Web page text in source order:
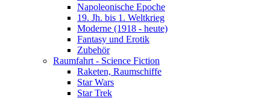
Napoleonische Epoche
19. Jh. bis 1. Weltkrieg
Moderne (1918 - heute)
Fantasy und Erotik
Zubehör
Raumfahrt - Science Fiction
Raketen, Raumschiffe
Star Wars
Star Trek